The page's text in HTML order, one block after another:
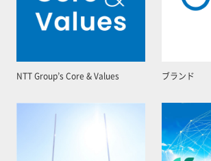
NTT Group’s Core & Values ブランド